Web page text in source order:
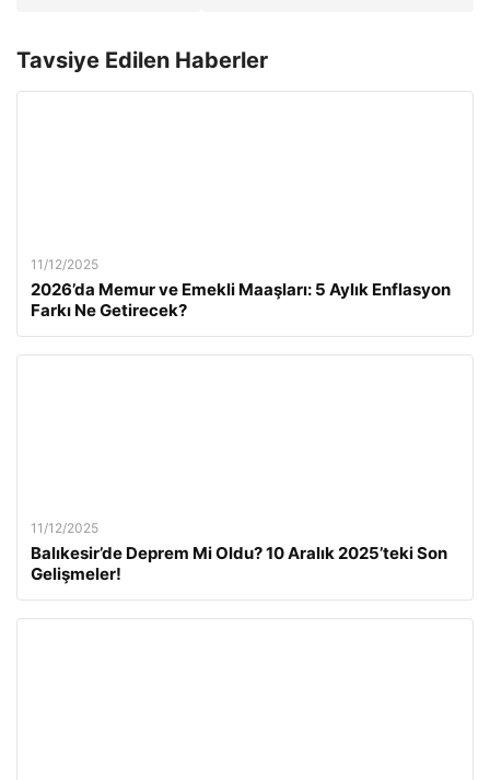
Tavsiye Edilen Haberler
11/12/2025
2026’da Memur ve Emekli Maaşları: 5 Aylık Enflasyon
Farkı Ne Getirecek?
11/12/2025
Balıkesir’de Deprem Mi Oldu? 10 Aralık 2025’teki Son
Gelişmeler!